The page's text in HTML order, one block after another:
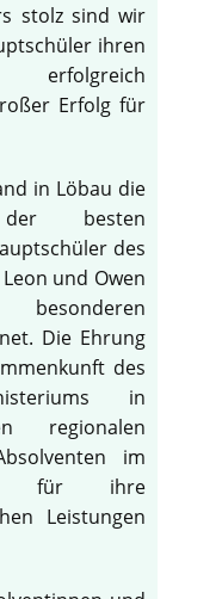
stolz sind wir
ihren
erfolgreich
Erfolg für
in Löbau die
besten
des
und Owen
Die Ehrung
des
in
regionalen
im
für ihre
Leistungen